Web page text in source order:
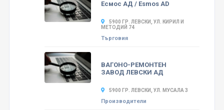
Есмос АД / Esmos AD
5900 ГР. ЛЕВСКИ, УЛ. КИРИЛ И
МЕТОДИЙ 74
Търговия
ВАГОНО-РЕМОНТЕН
ЗАВОД ЛЕВСКИ АД
5900 ГР. ЛЕВСКИ, УЛ. МУСАЛА 3
Производители